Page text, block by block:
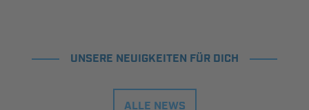
UNSERE NEUIGKEITEN FÜR DICH
ALLE NEWS